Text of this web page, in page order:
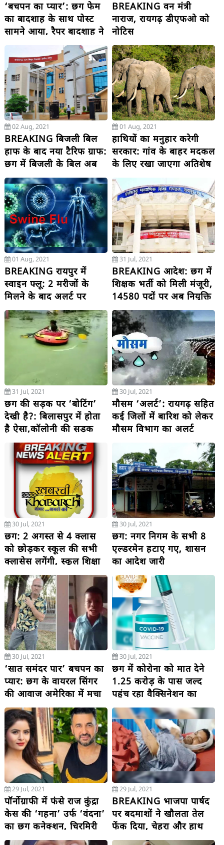
‘बचपन का प्यार’: छग फेम
का बादशाह के साथ पोस्ट
सामने आया, रैपर बादशाह ने
लिखा.....
BREAKING वन मंत्री
नाराज, रायगढ़ डीएफओ को
नोटिस
02 Aug, 2021
BREAKING बिजली बिल
हाफ के बाद नया टैरिफ ग्राफ:
छग में बिजली के बिल अब
देंगे 6 प्रतिशत का झटका, दर
बढ़ाने का ऐलान
01 Aug, 2021
हाथियों का मनुहार करेगी
सरकार: गांव के बाहर मदकल
के लिए रखा जाएगा अतिशेष
धान
01 Aug, 2021
BREAKING रायपुर में
स्वाइन फ्लू: 2 मरीजों के
मिलने के बाद अलर्ट पर
स्वास्थ्य विभाग
31 Jul, 2021
BREAKING आदेश: छग में
शिक्षक भर्ती को मिली मंजूरी,
14580 पदों पर अब नियुक्ति
हो सकेगी
31 Jul, 2021
छग की सड़क पर ‘बोटिंग’
देखी है?: बिलासपुर में होता
है ऐसा,कॉलोनी की सड़क
पानी से लबालब, बच्चों ने
चला दी नाव
30 Jul, 2021
मौसम ‘अलर्ट’: रायगढ़ सहित
कई जिलों में बारिश को लेकर
मौसम विभाग का अलर्ट
30 Jul, 2021
छग: 2 अगस्त से 4 क्लास
को छोड़कर स्कूल की सभी
क्लासेस लगेंगी, स्कूल शिक्षा
विभाग का नया आदेश जारी
30 Jul, 2021
छग: नगर निगम के सभी 8
एल्डरमेन हटाए गए, शासन
का आदेश जारी
30 Jul, 2021
‘सात समंदर पार’ बचपन का
प्यार: छग के वायरल सिंगर
की आवाज अमेरिका में मचा
रही धूम, जमकर हो रहा
वायरल
30 Jul, 2021
छग में कोरोना को मात देने
1.25 करोड़ के पास जल्द
पहुंच रहा वैक्सिनेशन का
आंकड़ा
29 Jul, 2021
पॉर्नोग्राफी में फंसे राज कुंद्रा
केस की ‘गहना’ उर्फ ‘वंदना’
का छग कनेक्शन, चिरमिरी
की रहने वाली....
29 Jul, 2021
BREAKING भाजपा पार्षद
पर बदमाशों ने खौलता तेल
फेंक दिया, चेहरा और हाथ
झुलसा